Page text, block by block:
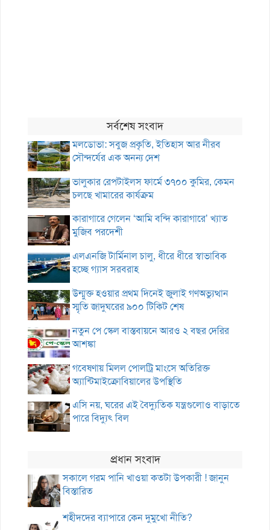
সর্বশেষ সংবাদ
মলডোভা: সবুজ প্রকৃতি, ইতিহাস আর নীরব
সৌন্দর্যের এক অনন্য দেশ
ভালুকার রেপটাইলস ফার্মে ৩৭০০ কুমির, কেমন
চলছে খামারের কার্যক্রম
কারাগারে গেলেন ‘আমি বন্দি কারাগারে’ খ্যাত
মুজিব পরদেশী
এলএনজি টার্মিনাল চালু, ধীরে ধীরে স্বাভাবিক
হচ্ছে গ্যাস সরবরাহ
উন্মুক্ত হওয়ার প্রথম দিনেই জুলাই গণঅভ্যুত্থান
স্মৃতি জাদুঘরের ৯০০ টিকিট শেষ
নতুন পে স্কেল বাস্তবায়নে আরও ২ বছর দেরির
আশঙ্কা
গবেষণায় মিলল পোলট্রি মাংসে অতিরিক্ত
অ্যান্টিমাইক্রোবিয়ালের উপস্থিতি
এসি নয়, ঘরের এই বৈদ্যুতিক যন্ত্রগুলোও বাড়াতে
পারে বিদ্যুৎ বিল
প্রধান সংবাদ
সকালে গরম পানি খাওয়া কতটা উপকারী ! জানুন
বিস্তারিত
শহীদদের ব্যাপারে কেন দুমুখো নীতি?